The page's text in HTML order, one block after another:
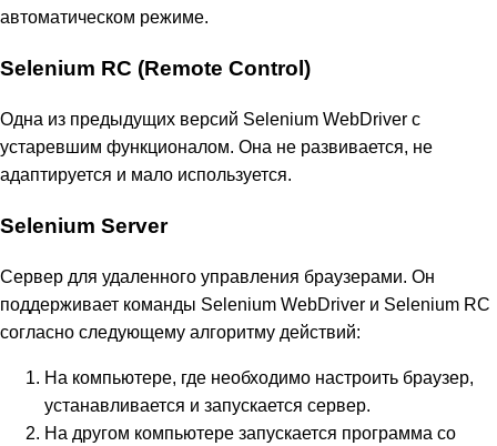
автоматическом режиме.
Selenium RC (Remote Control)
Одна из предыдущих версий Selenium WebDriver с
устаревшим функционалом. Она не развивается, не
адаптируется и мало используется.
Selenium Server
Сервер для удаленного управления браузерами. Он
поддерживает команды Selenium WebDriver и Selenium RC
согласно следующему алгоритму действий:
На компьютере, где необходимо настроить браузер,
устанавливается и запускается сервер.
На другом компьютере запускается программа со